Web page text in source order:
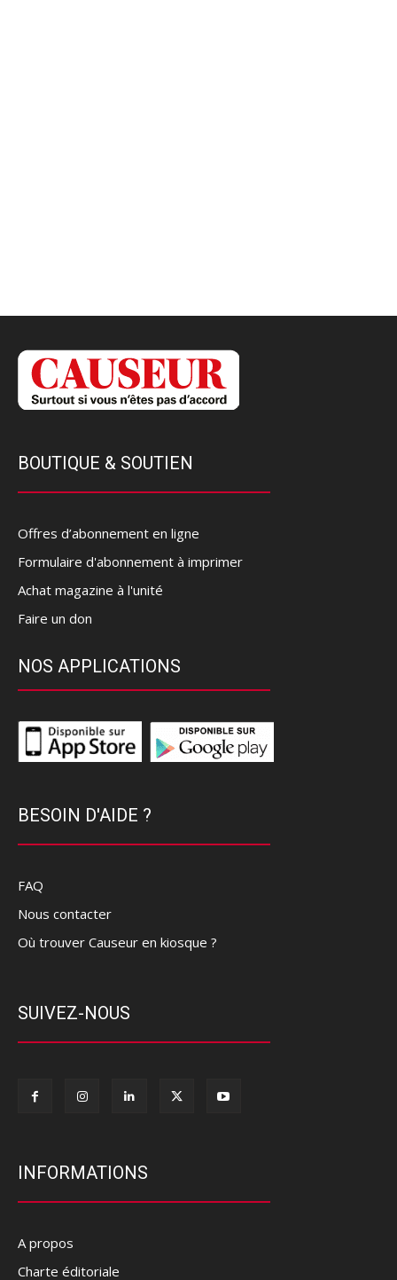
BOUTIQUE & SOUTIEN
Offres d’abonnement en ligne
Formulaire d'abonnement à imprimer
Achat magazine à l'unité
Faire un don
NOS APPLICATIONS
BESOIN D'AIDE ?
FAQ
Nous contacter
Où trouver Causeur en kiosque ?
SUIVEZ-NOUS
INFORMATIONS
A propos
Charte éditoriale